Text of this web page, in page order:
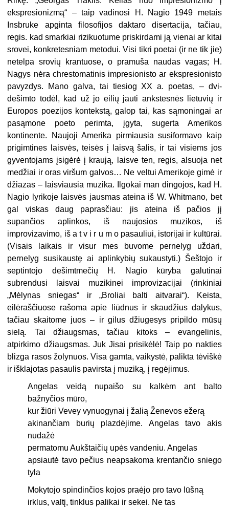
ekspresionizmą“ – taip vadinosi H. Nagio 1949 metais
Insbruke apginta filosofijos daktaro disertacija, tačiau,
regis. kad smarkiai rizikuotume priskirdami ją vienai ar kitai
srovei, konkretesniam metodui. Visi tikri po­etai (ir ne tik jie)
netelpa srovių kran­tuose, o pramuša naudas vagas; H.
Nagys nėra chrestomatinis impresionis­to ar ekspresionisto
pavyzdys. Mano galva, tai tiesiog XX a. poetas, – dvi­
dešimto todėl, kad už jo eilių jauti ankstesnės lietuvių ir
Europos poezijos kontekstą, galop tai, kas sąmoningai ar
pasąmone poeto perimta, įgyta, su­gerta Amerikos
kontinente. Naujoji Amerika pirmiausia susiformavo kaip
prigimtines laisvės, teisės į laisvą šalis, ir tai visiems jos
gyventojams įsigėrė į kraują, laisve ten, regis, alsuoja net
medžiai ir oras viršum galvos… Ne vel­tui Amerikoje gimė ir
džiazas – lais­viausia muzika. Ilgokai man dingojos, kad H.
Nagio lyrikoje laisvės jausmas ateina iš W. Whitmano, bet
gal viskas daug paprasčiau: jis ateina iš pačios jį
supančios aplinkos, iš naujosios muzi­kos, iš
improvizavimo, iš a t v i r u m o pasauliui, istorijai ir kultūrai.
(Visais laikais ir visur mes buvome pernelyg uždari,
pernelyg susikaustę ai aplinky­bių sukaustyti.) Šeštojo ir
septintojo dešimtmečių H. Nagio kūryba galuti­nai
subrendusi laisvai muzikinei impro­vizacijai (rinkiniai
„Mėlynas sniegas“ ir „Broliai balti aitvarai“). Keista,
eilėraščiuose rašoma apie liūdnus ir skau­džius dalykus,
tačiau skaitome juos – ir gilus džiugesys pripildo mūsų
sielą. Tai džiaugsmas, tačiau kitoks – evangelinis,
atpirkimo džiaugsmas. Juk Jisai prisikėlė! Taip po nakties
blizga rasos žolynuos. Visa gamta, vaikystė, palik­ta tėviškė
ir išklajotas pasaulis pavirs­ta į muziką, į regėjimus.
Angelas veidą nupaišo su kalkėm ant balto
bažnyčios mūro,
kur žiūri Vevey vynuogynai į žalią Ženevos ežerą
akinančiam burių plazdėjime. Angelas tavo akis
nudažė
permatomu Aukštaičių upės vandeniu. Angelas
apsiautė tavo pečius neapsakoma krentančio sniego
tyla
Mokytojo spindinčios kojos praėjo pro tavo lūšną
irklus, valtį, tinklus palikai ir sekei. Ne tas